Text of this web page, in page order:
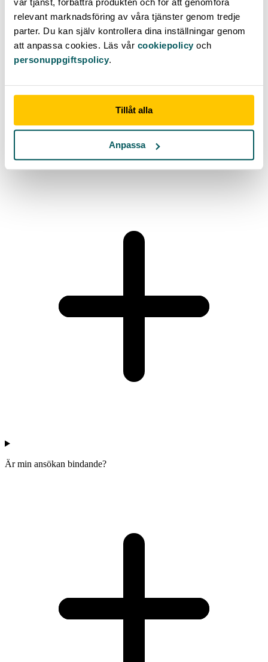
relevant marknadsföring av våra tjänster genom tredje
parter. Du kan själv kontrollera dina inställningar genom
att anpassa cookies. Läs vår cookiepolicyoch
personuppgiftspolicy.
Tillåt alla
Anpassa
Kan jag flytta mina lån utan att byta bank?
Är min ansökan bindande?